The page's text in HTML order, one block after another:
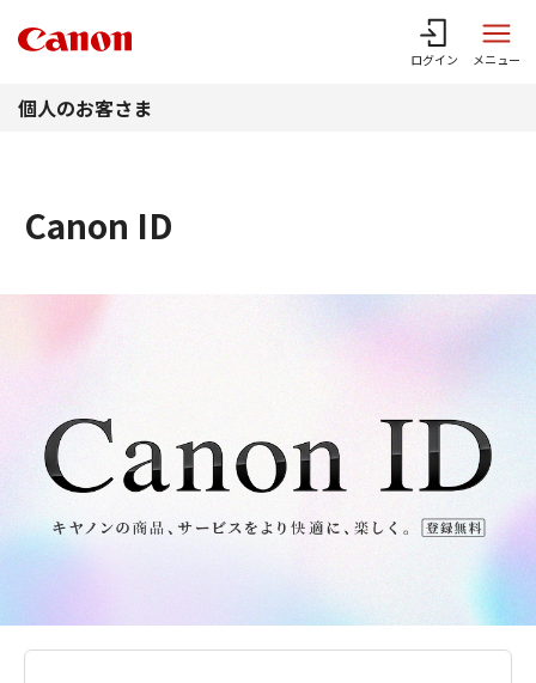
ログイン メニュー
個人のお客さま
Canon ID